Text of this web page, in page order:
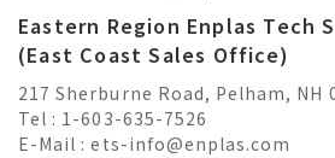
Eastern Region Enplas Tech
(East Coast Sales Office)
217 Sherburne Road, Pelham, NH
Tel : 1-603-635-7526
E-Mail :ets-info@enplas.com